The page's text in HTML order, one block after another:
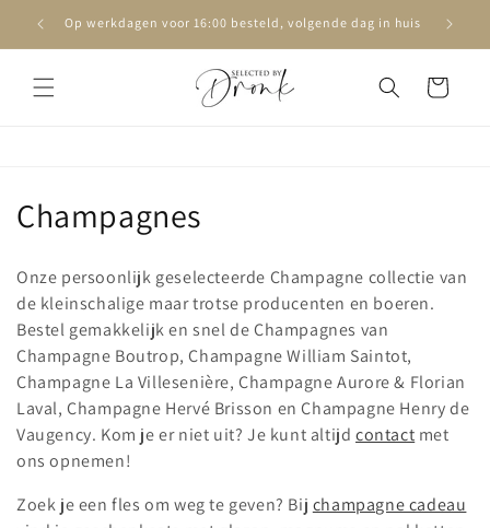
naar deOp werkdagen voor 16:00 besteld, volgende dag in huis
Winkelwagen
C
l
l
e
c
t
i
Champagnes
Onze persoonlijk geselecteerde Champagne collectie van
de kleinschalige maar trotse producenten en boeren.
Bestel gemakkelijk en snel de Champagnes van
Champagne Boutrop, Champagne William Saintot,
Champagne La Villesenière, Champagne Aurore & Florian
Laval, Champagne Hervé Brisson en Champagne Henry de
Vaugency. Kom je er niet uit? Je kunt altijdcontact met
ons opnemen!
Zoek je een fles om weg te geven? Bij champagne cadeau